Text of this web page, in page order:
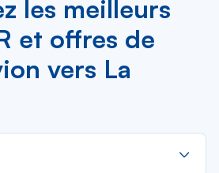
les meilleurs
et offres de
vers La